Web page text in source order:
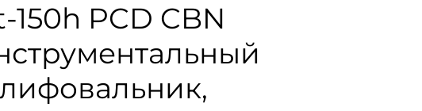
150h PCD CBN